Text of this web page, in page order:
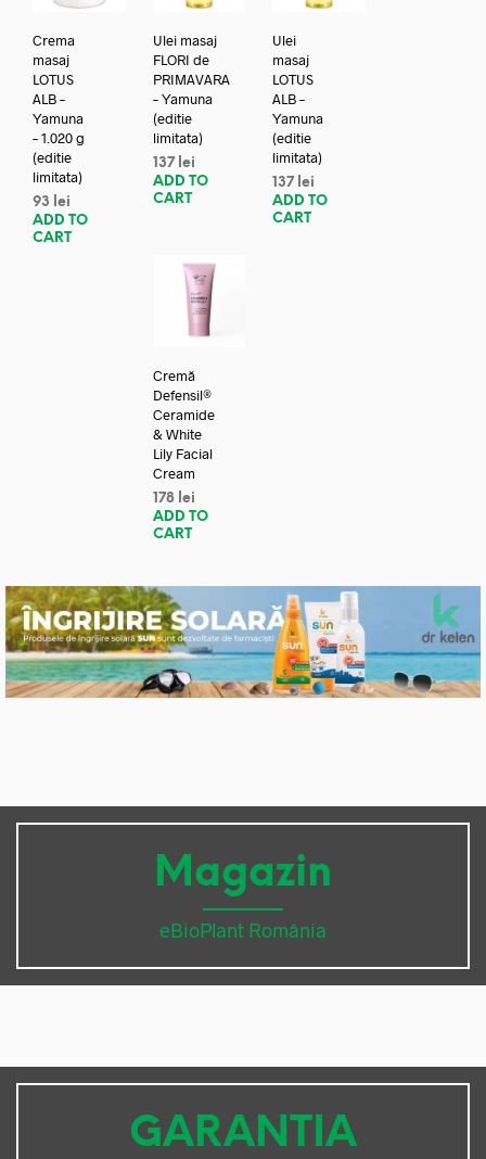
Crema
masaj
LOTUS
ALB –
Yamuna
– 1.020 g
(editie
limitata)
93
lei
ADD TO
CART
Ulei masaj
FLORI de
PRIMAVARA
– Yamuna
(editie
limitata)
137 lei
ADD TO
CART
Ulei
masaj
LOTUS
ALB –
Yamuna
(editie
limitata)
137 lei
ADD TO
CART
Cremă
Defensil®
Ceramide
& White
Lily Facial
Cream
178 lei
ADD TO
CART
Magazin
eBioPlant România
GARANTIA